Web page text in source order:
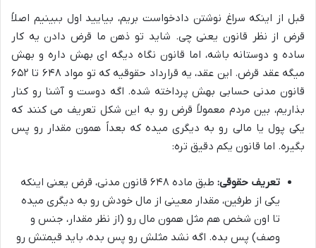
قبل از اینکه سراغ نوشتن دادخواست بریم، بیایید اول ببینیم اصلاً
قرض از نظر قانون یعنی چی. شاید تو ذهن ما قرض دادن یه کار
ساده و دوستانه باشه، اما قانون نگاه دیگه ای بهش داره و بهش
میگه عقد قرض. این عقد، یه قرارداد حقوقیه که تو مواد ۶۴۸ تا ۶۵۲
قانون مدنی حسابی بهش پرداخته شده. اگه دوست و آشنا رو کنار
بذاریم، بین مردم معمولاً قرض رو به این شکل تعریف می کنند که
یکی پول یا مالی رو به دیگری میده که بعداً همون مقدار رو پس
بگیره. اما قانون یکم دقیق تره:
تعریف حقوقی:
طبق ماده ۶۴۸ قانون مدنی، قرض یعنی اینکه
یکی از طرفین، مقدار معینی از مال خودش رو به دیگری میده
تا اون شخص هم مثل همون مال رو (از نظر مقدار، جنس و
وصف) پس بده. اگه نشد مثلش رو پس بده، باید قیمتش رو